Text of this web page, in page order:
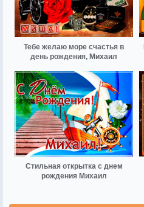
Тебе желаю море счастья в
день рождения, Михаил
Стильная открытка с днем
рождения Михаил